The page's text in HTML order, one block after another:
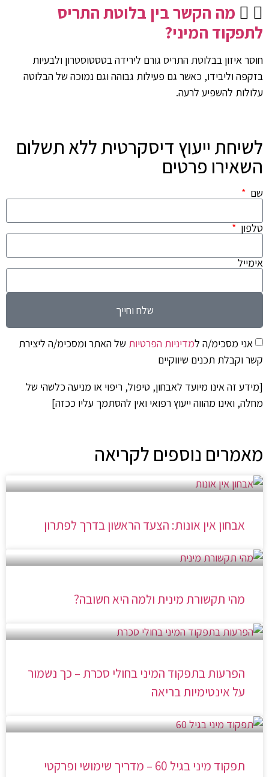
מה הקשר בין בלוטת התריס
לתפקוד המיני?
חוסר איזון בבלוטת התריס גורם לירידה בטסטוסטרון ולבעיות
בזקפה וליבידו, כאשר גם פעילות גבוהה וגם נמוכה של הבלוטה
עלולות להשפיע לרעה.
לשיחת ייעוץ דיסקרטית ללא תשלום
השאירו פרטים
שם
טלפון
אימייל
אני מסכימ/ה למדיניות הפרטיות של האתר ומסכימ/ה ליצירת
קשר וקבלת תכנים שיווקיים
שלח וחייך
[מידע זה אינו מיועד לאבחון, טיפול, ריפוי או מניעה כלשהי של
מחלה, ואינו מהווה ייעוץ רפואי ואין להסתמך עליו ככזה]
מאמרים נוספים לקריאה
אבחון אין אונות: הצעד הראשון בדרך לפתרון
מהי תקשורת מינית ולמה היא חשובה?
הפרעות בתפקוד המיני בחולי סכרת – כך נשמור
על אינטימיות בריאה
תפקוד מיני בגיל 60 – מדריך שימושי ופרקטי